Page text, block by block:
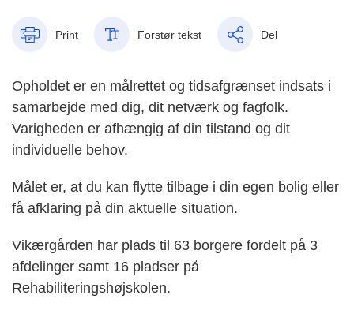
Print Forstør tekst Del
Opholdet er en målrettet og tidsafgrænset indsats i
samarbejde med dig, dit netværk og fagfolk.
Varigheden er afhængig af din tilstand og dit
individuelle behov.
Målet er, at du kan flytte tilbage i din egen bolig eller
få afklaring på din aktuelle situation.
Vikærgården har plads til 63 borgere fordelt på 3
afdelinger samt 16 pladser på
Rehabiliteringshøjskolen.